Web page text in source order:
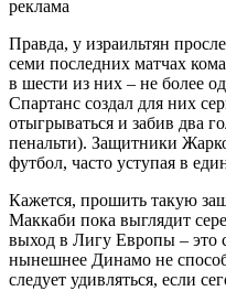
реклама
Правда, у израильтян
семи последних матчах
в шести из них – не более
Спартанс создал для них
отыгрываться и забив два
пенальти). Защитники
футбол, часто уступая в
Кажется, прошить такую
Маккаби пока выглядит
выход в Лигу Европы –
нынешнее Динамо не
следует удивляться, если